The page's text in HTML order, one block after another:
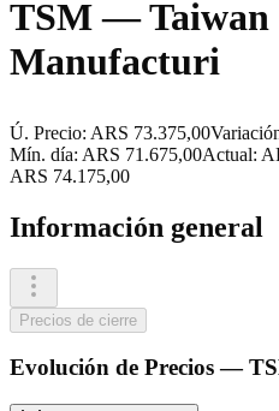
TSM — Taiwan
Manufacturi
Ú. Precio: ARS 73.375,00
Mín. día: ARS 71.675,00Actual:
ARS 74.175,00
Información general
Precios de cierre
Evolución de Precios—